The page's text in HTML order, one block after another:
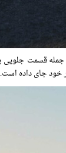
خود جای داده است.